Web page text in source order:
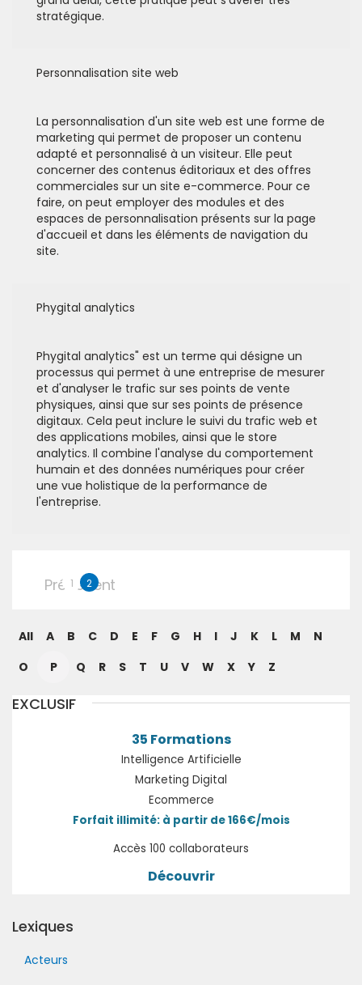
stratégique.
Personnalisation site web
La personnalisation d'un site web est une forme de
marketing qui permet de proposer un contenu
adapté et personnalisé à un visiteur. Elle peut
concerner des contenus éditoriaux et des offres
commerciales sur un site e-commerce. Pour ce
faire, on peut employer des modules et des
espaces de personnalisation présents sur la page
d'accueil et dans les éléments de navigation du
site.
Phygital analytics
Phygital analytics" est un terme qui désigne un
processus qui permet à une entreprise de mesurer
et d'analyser le trafic sur ses points de vente
physiques, ainsi que sur ses points de présence
digitaux. Cela peut inclure le suivi du trafic web et
des applications mobiles, ainsi que le store
analytics. Il combine l'analyse du comportement
humain et des données numériques pour créer
une vue holistique de la performance de
l'entreprise.
Précédent
1 2
All A B C D E F G H I J K L M
N
O
P Q R S T U V W X Y Z
EXCLUSIF
35 Formations
Intelligence Artificielle
Marketing Digital
Ecommerce
Forfait illimité: à partir de 166€/mois
Accès 100 collaborateurs
Découvrir
Lexiques
Acteurs